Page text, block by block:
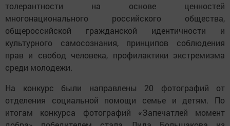
толерантности на основе ценностей
многонационального российского общества,
общероссийской гражданской идентичности и
культурного самосознания, принципов соблюдения
прав и свобод человека, профилактики экстремизма
среди молодежи.
На конкурс были направлены 20 фотографий от
отделения социальной помощи семье и детям. По
итогам конкурса фотографий «Запечатлей момент